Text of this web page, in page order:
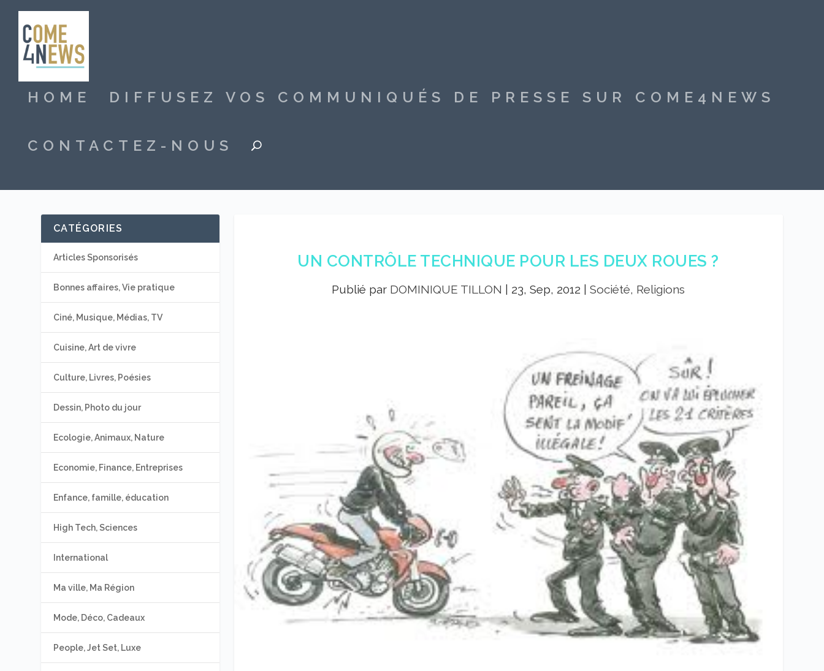
HOME DIFFUSEZ VOS COMMUNIQUÉS DE PRESSE SUR COME4NEWS
CONTACTEZ-NOUS
UN CONTRÔLE TECHNIQUE POUR LES DEUX ROUES ?
Publié par DOMINIQUE TILLON 23, Sep, 2012 |Société, Religions
CATÉGORIES
Articles Sponsorisés
Bonnes affaires, Vie pratique
Ciné, Musique, Médias, TV
Cuisine, Art de vivre
Culture, Livres, Poésies
Dessin, Photo du jour
Ecologie, Animaux, Nature
Economie, Finance, Entreprises
Enfance, famille, éducation
High Tech, Sciences
International
Ma ville, Ma Région
Mode, Déco, Cadeaux
People, Jet Set, Luxe